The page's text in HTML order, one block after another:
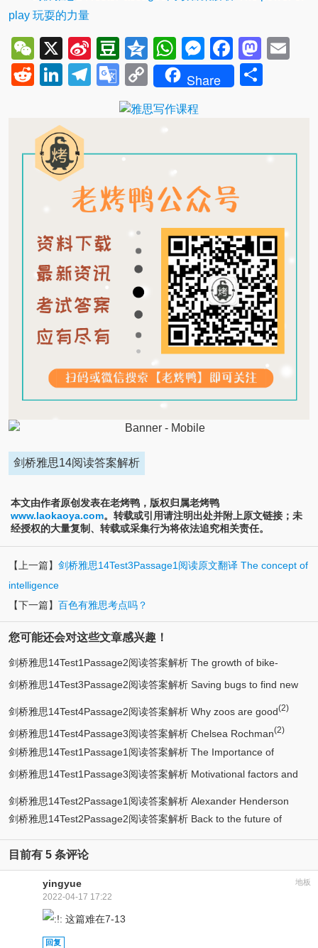
play 玩耍的力量
WeChat
X
Sina
Weibo
Douban
QzoneWhatsApp
Messenger
RedditLinkedIn
Telegram
Google
Translate
Copy
Link
Share
剑桥雅思14阅读答案解析
本文由作者原创发表在老烤鸭，版权归属老烤鸭
www.laokaoya.com。转载或引用请注明出处并附上原文链接；未
经授权的大量复制、转载或采集行为将依法追究相关责任。
【上一篇】 剑桥雅思14Test3Passage1阅读原文翻译 The concept of
intelligence
【下一篇】 百色有雅思考点吗？
您可能还会对这些文章感兴趣！
剑桥雅思14Test1Passage2阅读答案解析 The growth of bike-
sharing schemes around the world(2)
剑桥雅思14Test3Passage2阅读答案解析 Saving bugs to find new
drugs(2)
剑桥雅思14Test4Passage2阅读答案解析 Why zoos are good(2)
剑桥雅思14Test4Passage3阅读答案解析 Chelsea Rochman(2)
剑桥雅思14Test1Passage1阅读答案解析 The Importance of
Children’s Play
剑桥雅思14Test1Passage3阅读答案解析 Motivational factors and
the hospitality industry
剑桥雅思14Test2Passage1阅读答案解析 Alexander Henderson
剑桥雅思14Test2Passage2阅读答案解析 Back to the future of
目前有 5 条评论
地板
yingyue
2022-04-17 17:22
这篇难在7-13
回复